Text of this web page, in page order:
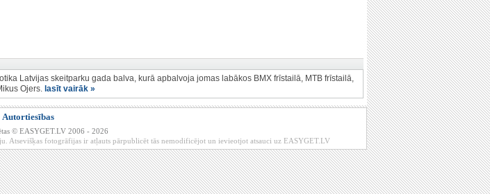
Latvijas skeitparku gada balva, kurā apbalvoja jomas labākos BMX frīstailā, MTB frīstailā,
Ojers. lasīt vairāk »
Autortiesības
© EASYGET.LV 2006 - 2026
Atsevišķas fotogrāfijas ir atļauts pārpublicēt tās nemodificējot un ievieotjot atsauci uz EASYGET.LV